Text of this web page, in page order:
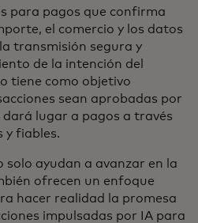
para pagos que confirma
el comercio y los datos
transmisión segura y
de la intención del
tiene como objetivo
sean aprobadas por
dará lugar a pagos a través
y fiables.
solo ayudan a avanzar en la
ofrecen un enfoque
hacer realidad la promesa
impulsadas por IA para